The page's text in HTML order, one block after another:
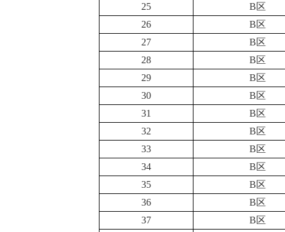
25
B区
26
B区
27
B区
28
B区
29
B区
30
B区
31
B区
32
B区
33
B区
34
B区
35
B区
36
B区
37
B区